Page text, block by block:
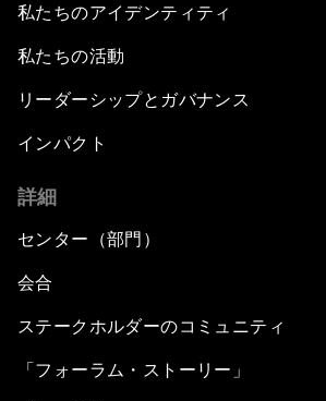
私たちのアイデンティティ
私たちの活動
リーダーシップとガバナンス
インパクト
詳細
センター（部門）
会合
ステークホルダーのコミュニティ
「フォーラム・ストーリー」